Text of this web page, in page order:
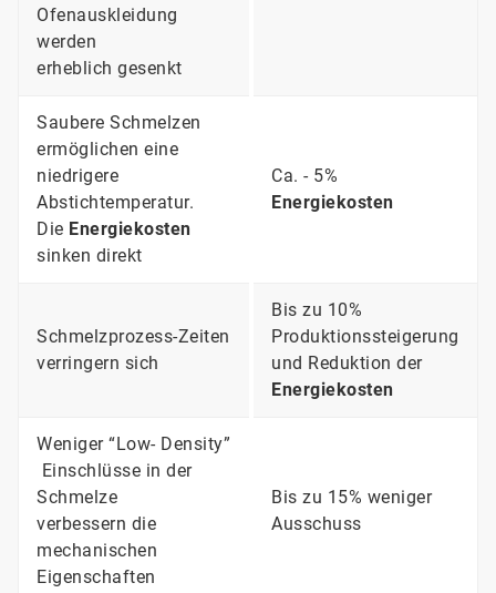
Ofenauskleidung
werden
erheblich gesenkt
Saubere Schmelzen
ermöglichen eine
niedrigere
Abstichtemperatur.
Die Energiekosten
sinken direkt
Ca. - 5%
Energiekosten
Schmelzprozess-Zeiten
verringern sich
Bis zu 10%
Produktionssteigerung
und Reduktion der
Energiekosten
Weniger “Low- Density”
Einschlüsse in der
Schmelze
verbessern die
mechanischen
Eigenschaften
Bis zu 15% weniger
Ausschuss